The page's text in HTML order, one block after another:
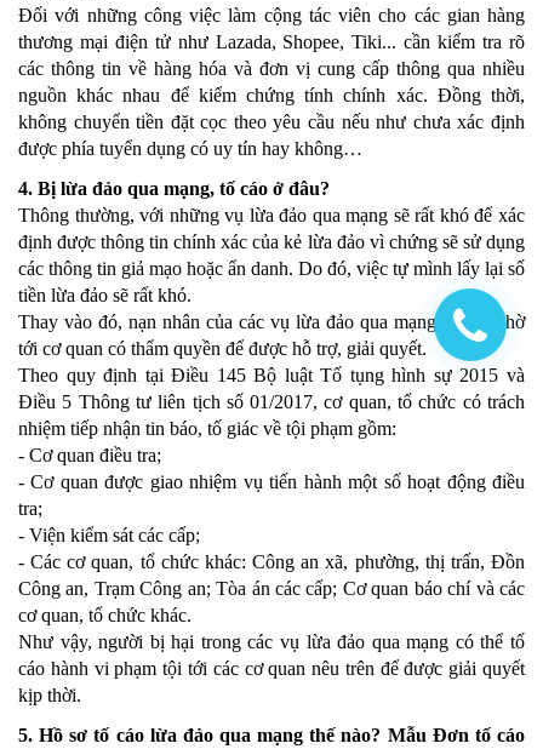
Đối với những công việc làm cộng tác viên cho các gian hàng
thương mại điện tử như Lazada, Shopee, Tiki... cần kiểm tra rõ
các thông tin về hàng hóa và đơn vị cung cấp thông qua nhiều
nguồn khác nhau để kiểm chứng tính chính xác. Đồng thời,
không chuyển tiền đặt cọc theo yêu cầu nếu như chưa xác định
được phía tuyển dụng có uy tín hay không…
4. Bị lừa đảo qua mạng, tố cáo ở đâu?
Thông thường, với những vụ lừa đảo qua mạng sẽ rất khó để xác
định được thông tin chính xác của kẻ lừa đảo vì chứng sẽ sử dụng
các thông tin giả mạo hoặc ẩn danh. Do đó, việc tự mình lấy lại số
tiền lừa đảo sẽ rất khó.
Thay vào đó, nạn nhân của các vụ lừa đảo qua mạng có thể nhờ
tới cơ quan có thẩm quyền để được hỗ trợ, giải quyết.
Theo quy định tại Điều 145 Bộ luật Tố tụng hình sự 2015 và
Điều 5 Thông tư liên tịch số 01/2017, cơ quan, tổ chức có trách
nhiệm tiếp nhận tin báo, tố giác về tội phạm gồm:
- Cơ quan điều tra;
- Cơ quan được giao nhiệm vụ tiến hành một số hoạt động điều
tra;
- Viện kiểm sát các cấp;
- Các cơ quan, tổ chức khác: Công an xã, phường, thị trấn, Đồn
Công an, Trạm Công an; Tòa án các cấp; Cơ quan báo chí và các
cơ quan, tổ chức khác.
Như vậy, người bị hại trong các vụ lừa đảo qua mạng có thể tố
cáo hành vi phạm tội tới các cơ quan nêu trên để được giải quyết
kịp thời.
5. Hồ sơ tố cáo lừa đảo qua mạng thế nào? Mẫu Đơn tố cáo